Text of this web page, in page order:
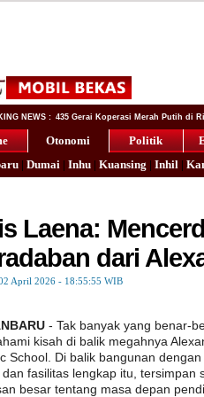
NEWS : 435 Gerai Koperasi Merah Putih di
Otonomi Politik
| Dumai| Inhu| Kuansing | Inhil|
Laena:
dari
April 2026 - 18:55:55 WIB
- Tak banyak yang benar-
kisah di balik megahnya
School. Di balik bangunan
dan fasilitas lengkap itu, tersimpan
besar tentang masa depan